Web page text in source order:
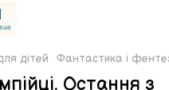
дітей Фантастика і
Остання з